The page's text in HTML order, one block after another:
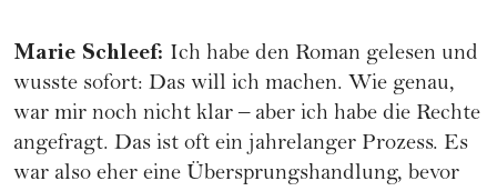
Marie Schleef: Ich habe den Roman gelesen und
wusste sofort: Das will ich machen. Wie genau,
war mir noch nicht klar – aber ich habe die Rechte
angefragt. Das ist oft ein jahrelanger Prozess. Es
war also eher eine Übersprungshandlung, bevor